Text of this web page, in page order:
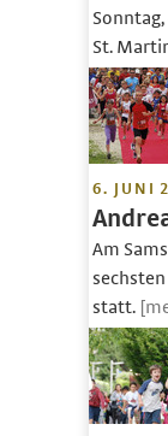
St.
6. JUNI
Am
statt.